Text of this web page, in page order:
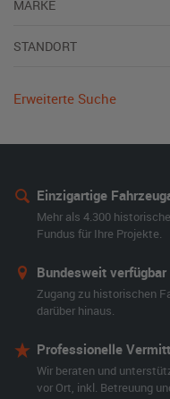
MARKE
STANDORT
Erweiterte Suche
Einzigartige
Mehr als 4.300
Fundus für Ihre Projekte.
Bundesweit verfügbar
Zugang zu historischen
darüber hinaus.
Professionelle
Wir beraten und
vor Ort, inkl. Betreuung